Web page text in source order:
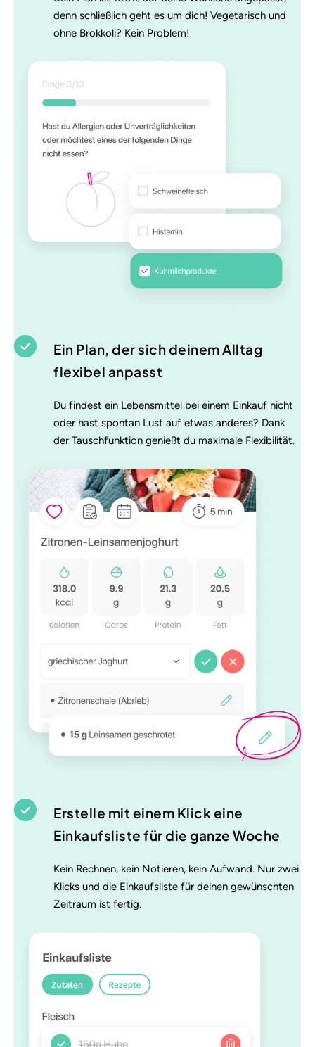
denn schließlich geht es um dich! Vegetarisch und
ohne Brokkoli? Kein Problem!
Ein Plan, der sich deinem Alltag
flexibel anpasst
Du findest ein Lebensmittel bei einem Einkauf nicht
oder hast spontan Lust auf etwas anderes? Dank
der Tauschfunktion genießt du maximale Flexibilität.
Erstelle mit einem Klick eine
Einkaufsliste für die ganze Woche
Kein Rechnen, kein Notieren, kein Aufwand. Nur zwei
Klicks und die Einkaufsliste für deinen gewünschten
Zeitraum ist fertig.